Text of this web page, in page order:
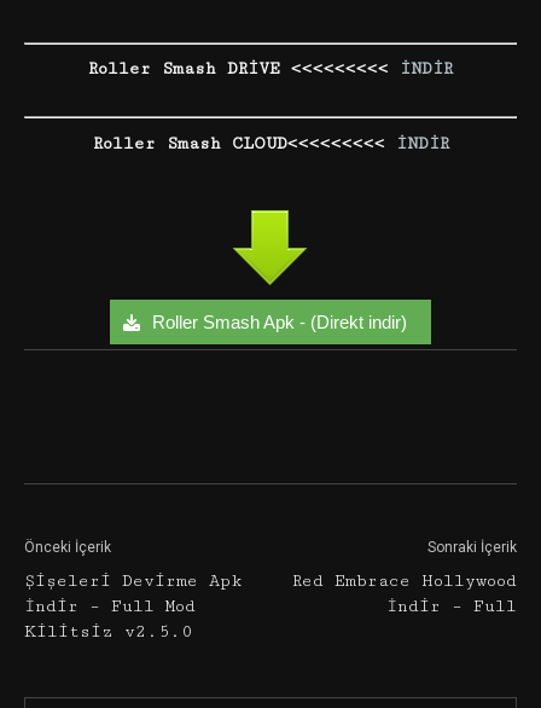
Roller Smash DRİVE <<<<<<<<< İNDİR
Roller Smash CLOUD<<<<<<<<< İNDİR
Roller Smash Apk - (Direkt indir)
Önceki İçerik
Şişeleri Devirme Apk
İndir – Full Mod
Kilitsiz v2.5.0
Sonraki İçerik
Red Embrace Hollywood
İndir – Full